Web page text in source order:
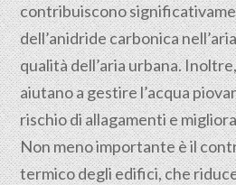
contribuiscono
dell’anidride carbonica
qualità dell’aria urbana.
aiutano a gestire l’acqua
rischio di allagamenti e
Non meno importante è il
termico degli edifici, che